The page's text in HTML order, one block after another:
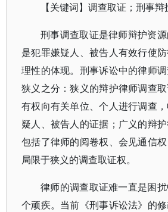
【关键词】调查取证；刑事
刑事调查取证是律师辩护资源
是犯罪嫌疑人、被告人有效行使
理性的体现。刑事诉讼中的律师
狭义之分：狭义的辩护律师调查
有权向有关单位、个人进行调查
疑人、被告人的证据；广义的辩
包括了律师的阅卷权、会见通信
局限于狭义的调查取证权。
律师的调查取证难一直是困
个顽疾。当前《刑事诉讼法》的